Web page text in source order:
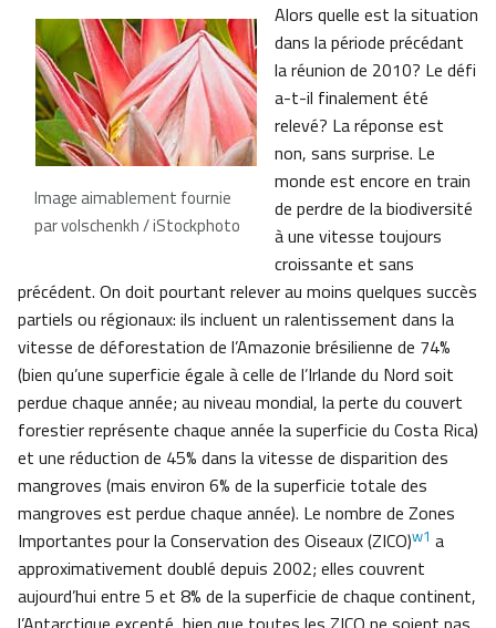
Image aimablement fournie
par volschenkh / iStockphoto
Alors quelle est la situation
dans la période précédant
la réunion de 2010? Le défi
a-t-il finalement été
relevé? La réponse est
non, sans surprise. Le
monde est encore en train
de perdre de la biodiversité
à une vitesse toujours
croissante et sans
précédent. On doit pourtant relever au moins quelques succès
partiels ou régionaux: ils incluent un ralentissement dans la
vitesse de déforestation de l’Amazonie brésilienne de 74%
(bien qu’une superficie égale à celle de l’Irlande du Nord soit
perdue chaque année; au niveau mondial, la perte du couvert
forestier représente chaque année la superficie du Costa Rica)
et une réduction de 45% dans la vitesse de disparition des
mangroves (mais environ 6% de la superficie totale des
mangroves est perdue chaque année). Le nombre de Zones
Importantes pour la Conservation des Oiseaux (ZICO)w1 a
approximativement doublé depuis 2002; elles couvrent
aujourd’hui entre 5 et 8% de la superficie de chaque continent,